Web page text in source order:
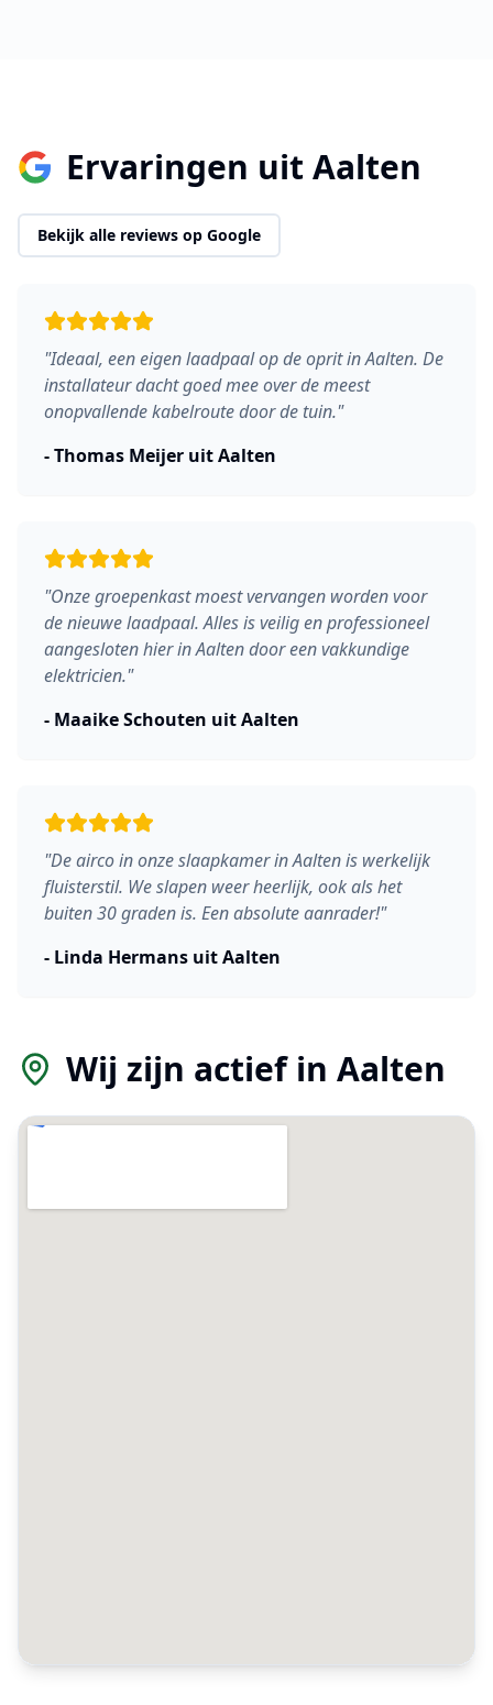
Ervaringen uit Aalten
Bekijk alle reviews op Google
"Ideaal, een eigen laadpaal op de oprit in Aalten. De
installateur dacht goed mee over de meest
onopvallende kabelroute door de tuin."
-Thomas Meijer uitAalten
"Onze groepenkast moest vervangen worden voor
de nieuwe laadpaal. Alles is veilig en professioneel
aangesloten hier in Aalten door een vakkundige
elektricien."
- Maaike Schouten uitAalten
"De airco in onze slaapkamer in Aalten is werkelijk
fluisterstil. We slapen weer heerlijk, ook als het
buiten 30 graden is. Een absolute aanrader!"
- Linda Hermans uitAalten
Wij zijn actief in Aalten